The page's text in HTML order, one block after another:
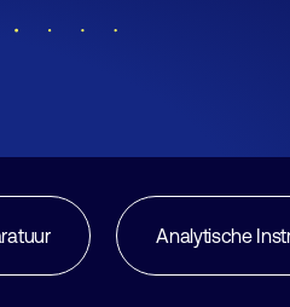
Contact
Analytische